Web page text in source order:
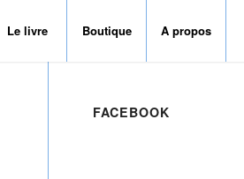
Le livre Boutique A propos
FACEBOOK